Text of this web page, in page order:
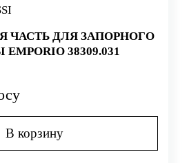
ЧАСТЬ ДЛЯ ЗАПОРНОГО
38309.031
В корзину